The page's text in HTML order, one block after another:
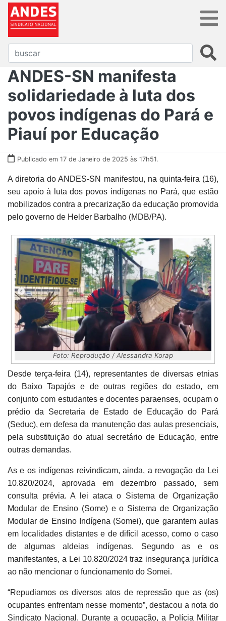
ANDES-SN manifesta
solidariedade à luta dos
povos indígenas do Pará e
Piauí por Educação
Publicado em 17 de Janeiro de 2025 às 17h51.
A diretoria do ANDES-SN manifestou, na quinta-feira (16),
seu apoio à luta dos povos indígenas no Pará, que estão
mobilizados contra a precarização da educação promovida
pelo governo de Helder Barbalho (MDB/PA).
Foto: Reprodução / Alessandra Korap
Desde terça-feira (14), representantes de diversas etnias
do Baixo Tapajós e de outras regiões do estado, em
conjunto com estudantes e docentes paraenses, ocupam o
prédio da Secretaria de Estado de Educação do Pará
(Seduc), em defesa da manutenção das aulas presenciais,
pela substituição do atual secretário de Educação, entre
outras demandas.
As e os indígenas reivindicam, ainda, a revogação da Lei
10.820/2024, aprovada em dezembro passado, sem
consulta prévia. A lei ataca o Sistema de Organização
Modular de Ensino (Some) e o Sistema de Organização
Modular de Ensino Indígena (Somei), que garantem aulas
em localidades distantes e de difícil acesso, como o caso
de algumas aldeias indígenas. Segundo as e os
manifestantes, a Lei 10.820/2024 traz insegurança jurídica
ao não mencionar o funcionamento do Somei.
“Repudiamos os diversos atos de repressão que as (os)
ocupantes enfrentam nesse momento”, destacou a nota do
Sindicato Nacional. Durante a ocupação, a Polícia Militar